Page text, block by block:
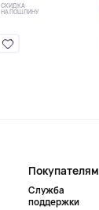
СКИДКА
НА ПОШЛИНУ
Покупателям
Служба
поддержки